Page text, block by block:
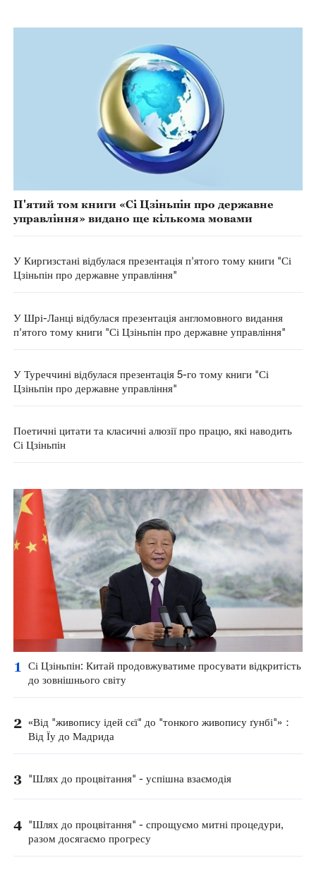
П'ятий том книги «Сі Цзіньпін про державне
управління» видано ще кількома мовами
У Киргизстані відбулася презентація п'ятого тому книги "Сі
Цзіньпін про державне управління"
У Шрі-Ланці відбулася презентація англомовного видання
п'ятого тому книги "Сі Цзіньпін про державне управління"
У Туреччині відбулася презентація 5-го тому книги "Сі
Цзіньпін про державне управління"
Поетичні цитати та класичні алюзії про працю, які наводить
Сі Цзіньпін
1
Сі Цзіньпін: Китай продовжуватиме просувати відкритість
до зовнішнього світу
2 «Від "живопису ідей сєї" до "тонкого живопису ґунбі"»：
Від Їу до Мадрида
3 "Шлях до процвітання" - успішна взаємодія
4 "Шлях до процвітання" - спрощуємо митні процедури,
разом досягаємо прогресу